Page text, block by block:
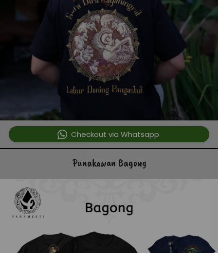
` Checkout via Whatsapp
Punakawan Bagong